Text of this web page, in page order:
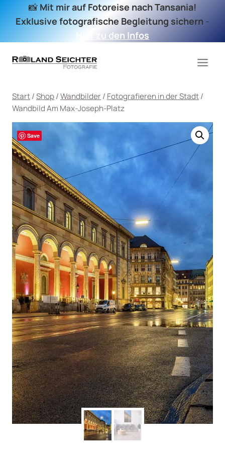
Inhalt
📸 Mit mir auf Fotoreise nach Tansania!
Exklusive fotografische Begleitung sichern -
Hier zu den Infos
Start/Shop/Wandbilder / Fotografieren in der Stadt/
Wandbild Am Max-Joseph-Platz
Save